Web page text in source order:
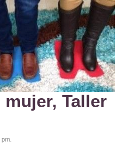
Taller